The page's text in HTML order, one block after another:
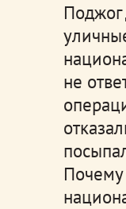
Поджог
не
Почему